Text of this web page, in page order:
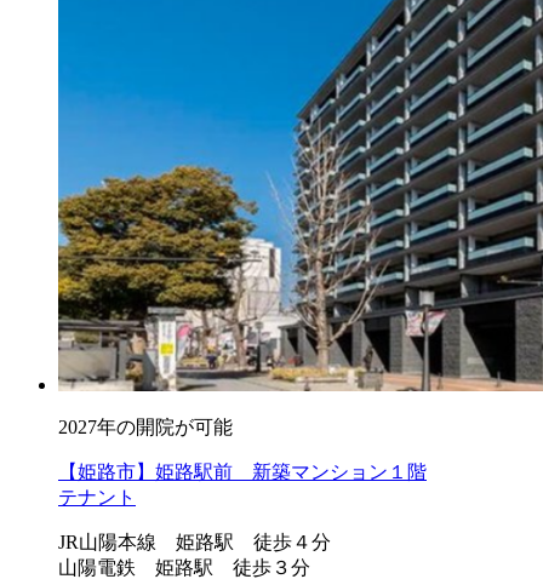
2027年の開院が可能
【姫路市】姫路駅前 新築マンション１階
テナント
JR山陽本線 姫路駅 徒歩４分
山陽電鉄 姫路駅 徒歩３分